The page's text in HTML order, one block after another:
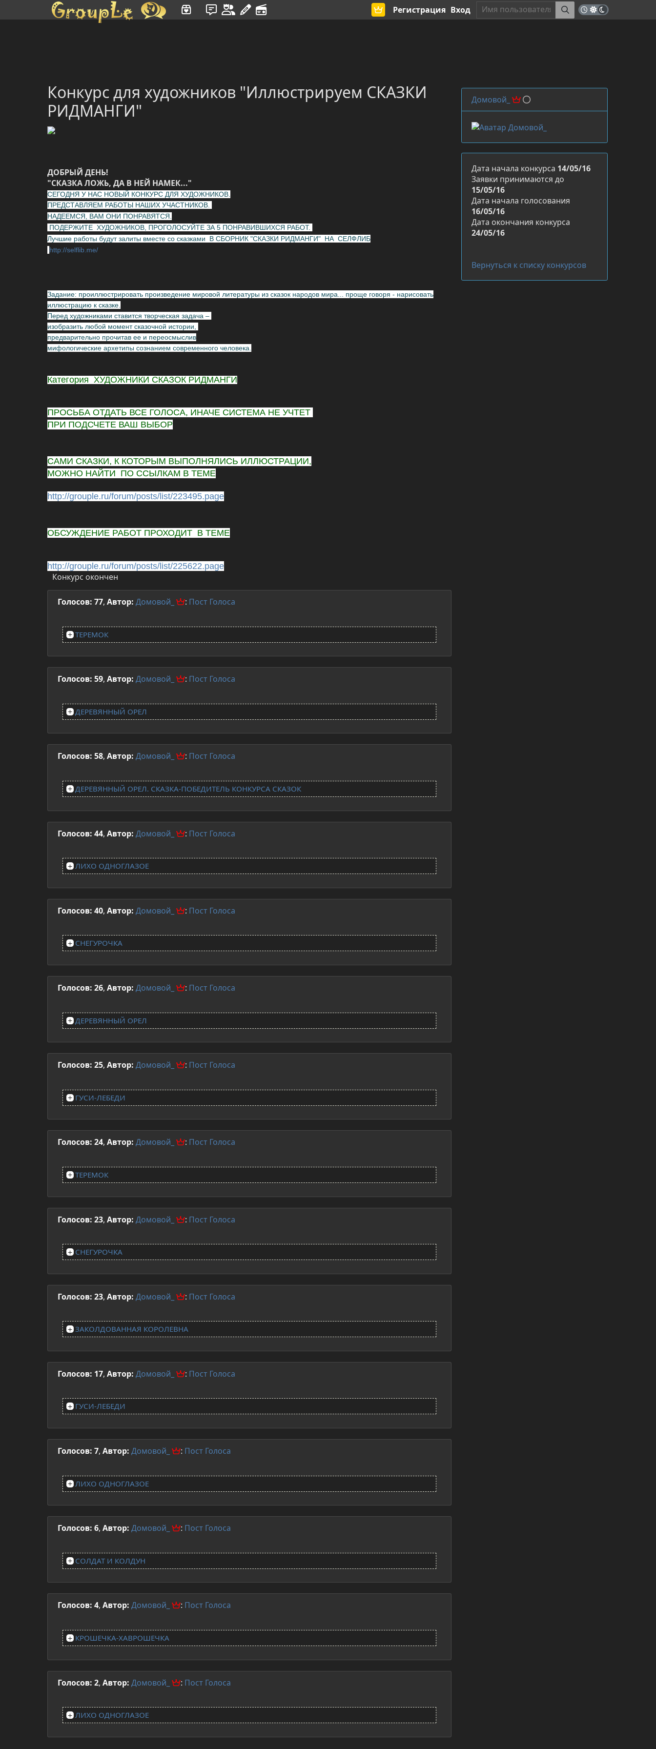
Регистрация Вход
Конкурс для художников "Иллюстрируем СКАЗКИ
РИДМАНГИ"
ДОБРЫЙ ДЕНЬ!
"СКАЗКА ЛОЖЬ, ДА В НЕЙ НАМЕК..."
СЕГОДНЯ У НАС НОВЫЙ КОНКУРС ДЛЯ ХУДОЖНИКОВ.
ПРЕДСТАВЛЯЕМ РАБОТЫ НАШИХ УЧАСТНИКОВ.
НАДЕЕМСЯ, ВАМ ОНИ ПОНРАВЯТСЯ.
ПОДЕРЖИТЕ ХУДОЖНИКОВ, ПРОГОЛОСУЙТЕ ЗА 5 ПОНРАВИВШИХСЯ РАБОТ.
Лучшие работы будут залиты вместе со сказками В СБОРНИК "СКАЗКИ РИДМАНГИ" НА СЕЛФЛИБ
http://selflib.me/
Задание: проиллюстрировать произведение мировой литературы из сказок народов мира... проще говоря - нарисовать
иллюстрацию к сказке.
Перед художниками ставится творческая задача –
изобразить любой момент сказочной истории,
предварительно прочитав ее и переосмыслив
мифологические архетипы сознанием современного человека.
Категория ХУДОЖНИКИ СКАЗОК РИДМАНГИ
ПРОСЬБА ОТДАТЬ ВСЕ ГОЛОСА, ИНАЧЕ СИСТЕМА НЕ УЧТЕТ
ПРИ ПОДСЧЕТЕ ВАШ ВЫБОР
САМИ СКАЗКИ, К КОТОРЫМ ВЫПОЛНЯЛИСЬ ИЛЛЮСТРАЦИИ,
МОЖНО НАЙТИ ПО ССЫЛКАМ В ТЕМЕ
http://grouple.ru/forum/posts/list/223495.page
ОБСУЖДЕНИЕ РАБОТ ПРОХОДИТ В ТЕМЕ
http://grouple.ru/forum/posts/list/225622.page
Конкурс окончен
Голосов: 77, Автор: Домовой_ : Пост Голоса
ТЕРЕМОК
Голосов: 59, Автор: Домовой_ : Пост Голоса
ДЕРЕВЯННЫЙ ОРЕЛ
Голосов: 58, Автор: Домовой_ : Пост Голоса
ДЕРЕВЯННЫЙ ОРЕЛ. СКАЗКА-ПОБЕДИТЕЛЬ КОНКУРСА СКАЗОК
Голосов: 44, Автор: Домовой_ : Пост Голоса
ЛИХО ОДНОГЛАЗОЕ
Голосов: 40, Автор: Домовой_ : Пост Голоса
СНЕГУРОЧКА
Голосов: 26, Автор: Домовой_ : Пост Голоса
ДЕРЕВЯННЫЙ ОРЕЛ
Голосов: 25, Автор: Домовой_ : Пост Голоса
ГУСИ-ЛЕБЕДИ
Голосов: 24, Автор: Домовой_ : Пост Голоса
ТЕРЕМОК
Голосов: 23, Автор: Домовой_ : Пост Голоса
СНЕГУРОЧКА
Голосов: 23, Автор: Домовой_ : Пост Голоса
ЗАКОЛДОВАННАЯ КОРОЛЕВНА
Голосов: 17, Автор: Домовой_ : Пост Голоса
ГУСИ-ЛЕБЕДИ
Голосов: 7, Автор: Домовой_ : Пост Голоса
ЛИХО ОДНОГЛАЗОЕ
Голосов: 6, Автор: Домовой_ : Пост Голоса
СОЛДАТ И КОЛДУН
Голосов: 4, Автор: Домовой_ : Пост Голоса
КРОШЕЧКА-ХАВРОШЕЧКА
Голосов: 2, Автор: Домовой_ : Пост Голоса
ЛИХО ОДНОГЛАЗОЕ
Домовой_
Дата начала конкурса 14/05/16
Заявки принимаются до
15/05/16
Дата начала голосования
16/05/16
Дата окончания конкурса
24/05/16
Вернуться к списку конкурсов
Имя пользователя или произведение